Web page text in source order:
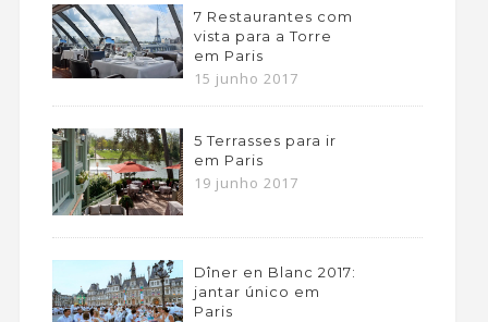
7 Restaurantes com
vista para a Torre
em Paris
15 junho 2017
5 Terrasses para ir
em Paris
19 junho 2017
Dîner en Blanc 2017:
jantar único em
Paris